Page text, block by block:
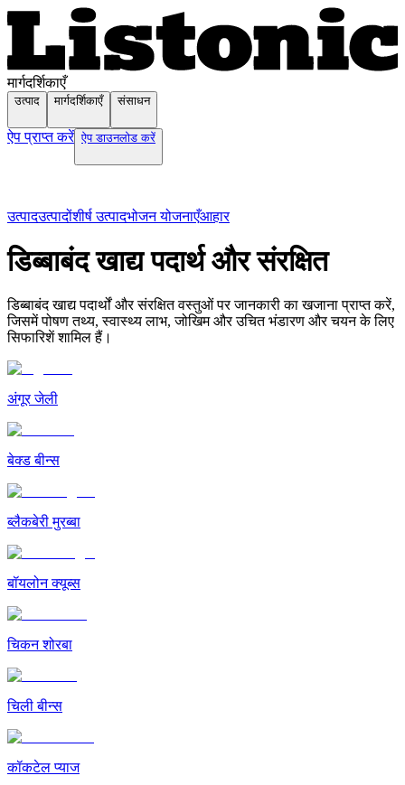
मार्गदर्शिकाएँ
उत्पाद मार्गदर्शिकाएँ संसाधन
ऐप प्राप्त करें ऐप डाउनलोड करें
उत्पादउत्पादोंशीर्ष उत्पादभोजन योजनाएँआहार
डिब्बाबंद खाद्य पदार्थ और संरक्षित
डिब्बाबंद खाद्य पदार्थों और संरक्षित वस्तुओं पर जानकारी का खजाना प्राप्त करें,
जिसमें पोषण तथ्य, स्वास्थ्य लाभ, जोखिम और उचित भंडारण और चयन के लिए
सिफारिशें शामिल हैं।
अंगूर जेली
बेक्ड बीन्स
ब्लैकबेरी मुरब्बा
बॉयलोन क्यूब्स
चिकन शोरबा
चिली बीन्स
कॉकटेल प्याज